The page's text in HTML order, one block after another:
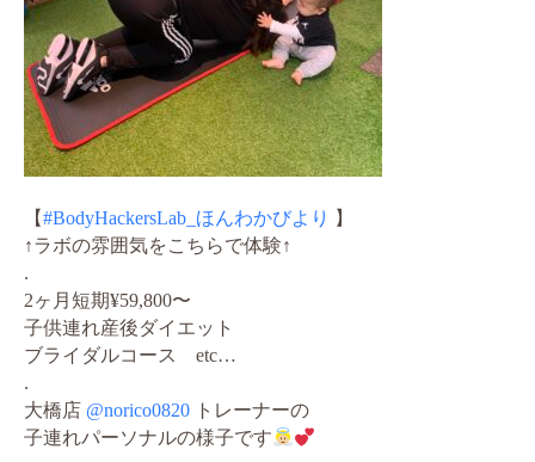
【#BodyHackersLab_ほんわかびより
】
↑ラボの雰囲気をこちらで体験↑
.
2ヶ月短期¥59,800〜
子供連れ産後ダイエット
ブライダルコース etc…
.
大橋店 @norico0820 トレーナーの
子連れパーソナルの様子です